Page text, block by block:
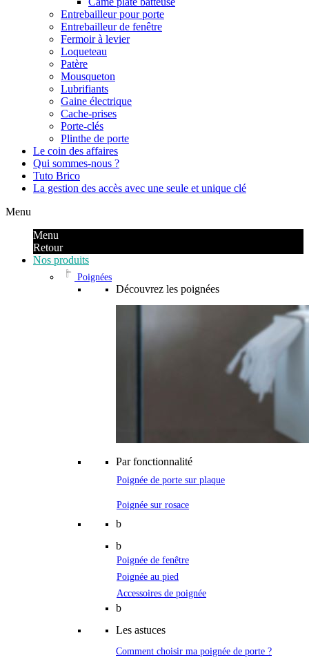
Entrebailleur pour porte
Entrebailleur de fenêtre
Fermoir à levier
Loqueteau
Patère
Mousqueton
Lubrifiants
Gaine électrique
Cache-prises
Porte-clés
Plinthe de porte
Le coin des affaires
Qui sommes-nous ?
Tuto Brico
La gestion des accès avec une seule et unique clé
Menu
Menu
Retour
Nos produits
Poignées
Découvrez les poignées
Par fonctionnalité
Poignée de porte sur plaque
Poignée sur rosace
b
b
Poignée de fenêtre
Poignée au pied
Accessoires de poignée
b
Les astuces
Comment choisir ma poignée de porte ?